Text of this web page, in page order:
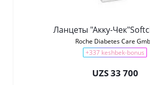
Ланцеты "Акку-
Roche Diabetes Care
+337 keshbek-bonus
UZS 33 700